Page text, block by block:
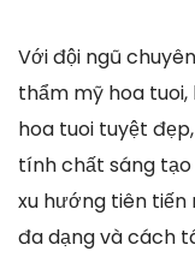
Với đội ngũ
thẩm mỹ hoa
hoa tuoi tuyệt
tính chất sáng tạo
xu hướng tiên tiến
đa dạng và cách